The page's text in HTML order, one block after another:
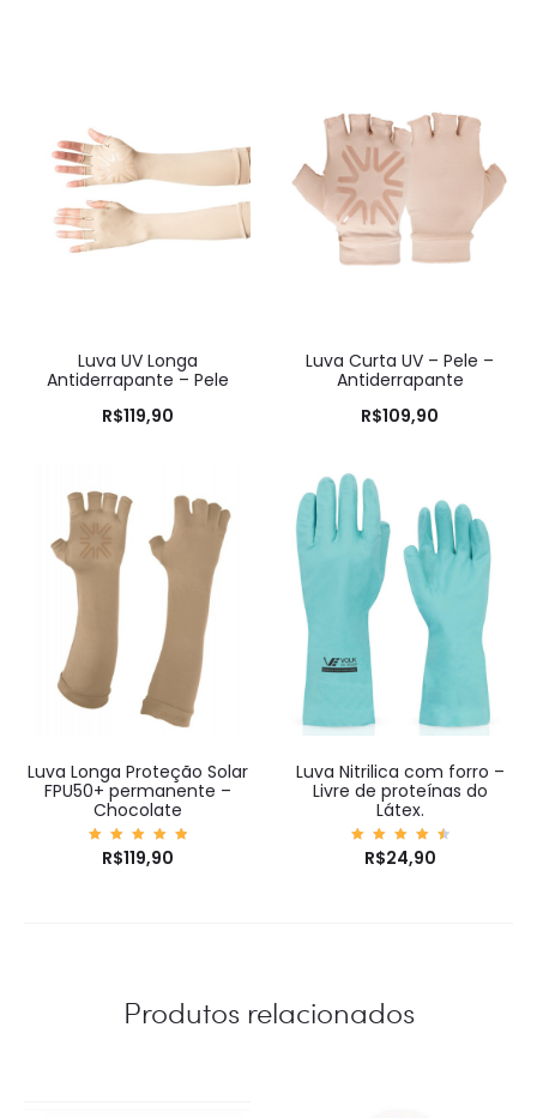
Luva UV Longa
Antiderrapante – Pele
R$119,90
Luva Curta UV – Pele –
Antiderrapante
R$109,90
Luva Longa Proteção Solar
FPU50+ permanente –
Chocolate
Avaliaç
ão
R$119,90
Luva Nitrilica com forro –
Livre de proteínas do
Látex.
Avalia
ção
R$24,90
Produtos relacionados